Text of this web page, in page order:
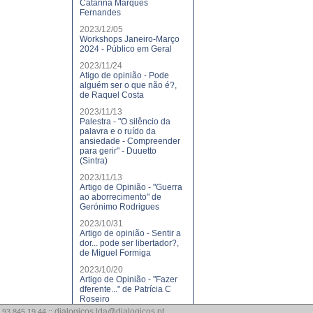
Catarina Marques
Fernandes
2023/12/05
Workshops Janeiro-Março
2024 - Público em Geral
2023/11/24
Atigo de opinião - Pode
alguém ser o que não é?,
de Raquel Costa
2023/11/13
Palestra - "O silêncio da
palavra e o ruído da
ansiedade - Compreender
para gerir" - Duuetto
(Sintra)
2023/11/13
Artigo de Opinião - "Guerra
ao aborrecimento" de
Gerónimo Rodrigues
2023/10/31
Artigo de opinião - Sentir a
dor... pode ser libertador?,
de Miguel Formiga
2023/10/20
Artigo de Opinião - "Fazer
dferente..." de Patrícia C
Roseiro